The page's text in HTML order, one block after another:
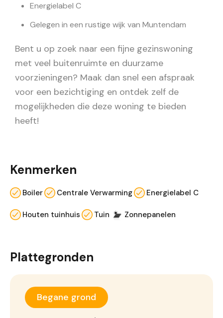
Energielabel C
Gelegen in een rustige wijk van Muntendam
Bent u op zoek naar een fijne gezinswoning
met veel buitenruimte en duurzame
voorzieningen? Maak dan snel een afspraak
voor een bezichtiging en ontdek zelf de
mogelijkheden die deze woning te bieden
heeft!
Kenmerken
Boiler Centrale Verwarming Energielabel C
Houten tuinhuis Tuin Zonnepanelen
Plattegronden
Begane grond